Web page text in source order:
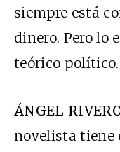
siempre está
dinero. Pero lo
teórico político.
ÁNGEL
novelista tiene